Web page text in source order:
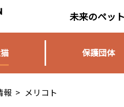
未来のペッ
保護団体
報 > メリコト